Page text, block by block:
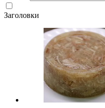
Заголовки